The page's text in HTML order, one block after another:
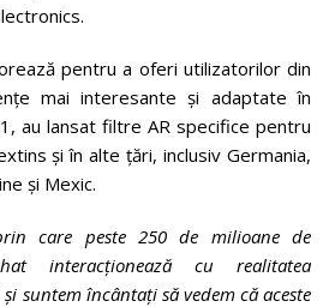
pentru a oferi utilizatorilor din
mai interesante și adaptate în
au lansat filtre AR specifice pentru
și în alte țări, inclusiv Germania,
și Mexic.
care peste 250 de milioane de
interacționează cu realitatea
suntem încântați să vedem că aceste